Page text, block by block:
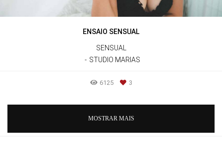
ENSAIO SENSUAL
SENSUAL
STUDIO MARIAS
6125 3
MOSTRAR MAIS